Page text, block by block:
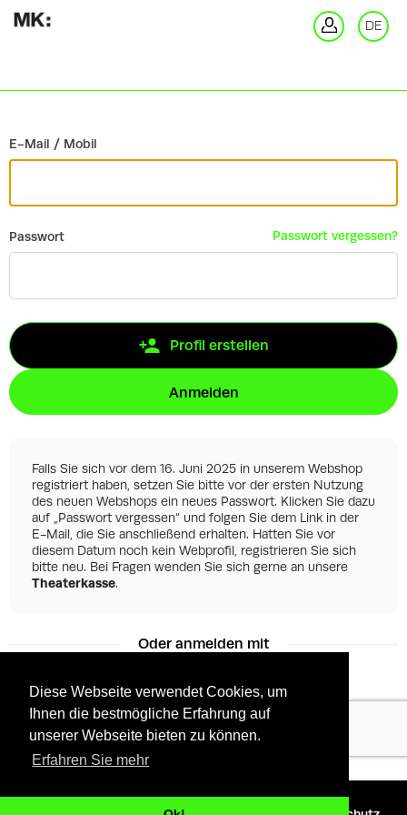
Diese Webseite verwendet Cookies, um
Ihnen die bestmögliche Erfahrung auf
unserer Webseite bieten zu können.
Erfahren Sie mehr
DE
E-Mail / Mobil
Passwort Passwort vergessen?
Profil erstellen
Anmelden
Falls Sie sich vor dem 16. Juni 2025 in unserem Webshop
registriert haben, setzen Sie bitte vor der ersten Nutzung
des neuen Webshops ein neues Passwort. Klicken Sie dazu
auf „Passwort vergessen“ und folgen Sie dem Link in der
E-Mail, die Sie anschließend erhalten. Hatten Sie vor
diesem Datum noch kein Webprofil, registrieren Sie sich
bitte neu. Bei Fragen wenden Sie sich gerne an unsere
Theaterkasse.
Oder anmelden mit
Facebook